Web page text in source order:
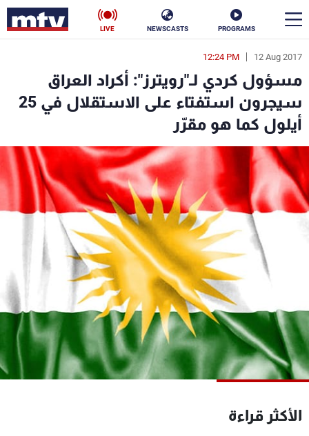
PROGRAMS
NEWSCASTS
LIVE
12 Aug 2017
12:24 PM
مسؤول كردي لـ"رويترز": أكراد العراق
سيجرون استفتاء على الاستقلال في 25
أيلول كما هو مقرّر
الأكثر قراءة
en
الأخبار
سياسة
إقتصاد فن
منوعات رياضة
كأس العالم
جدول البرامج
شاهد البرامج
الترددات
لاعلاناتكم